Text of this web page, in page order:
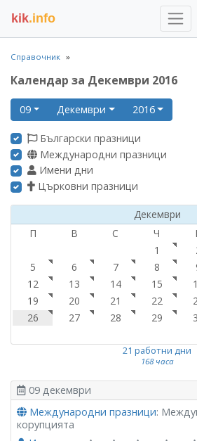
kik.info
Справочник
Календар за Декември 2016
09 Декември 2016
Български празници
Международни празници
Имени дни
Църковни празници
Декември
П
В С Ч
1
5
6 7 8
12
13 14 15
19
20 21 22
26
27 28 29
21 работни дни
168 часа
09 декември
Международни празници:
корупцията